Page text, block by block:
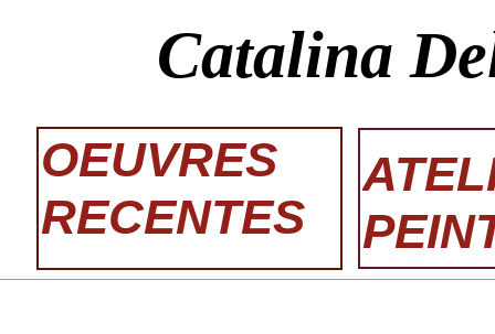
OEUVRES
RECENTES
Catalina